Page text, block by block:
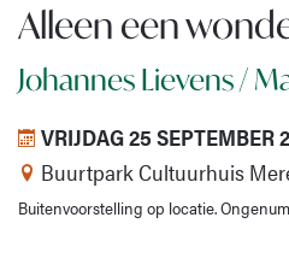
Alleen een
Johannes Lievens /
VRIJDAG 25 SEPTEMBER
Buurtpark Cultuurhuis
Buitenvoorstelling op locatie.